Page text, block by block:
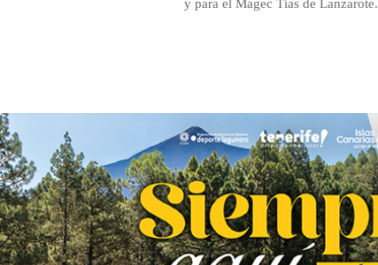
y para el Magec Tías de Lanzarote.